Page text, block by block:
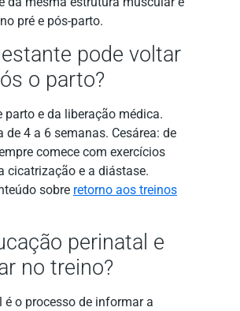
pré e pós-parto.
pode voltar
o parto?
parto e da liberação médica.
de 4 a 6 semanas. Cesárea: de
comece com exercícios
cicatrização e a diástase.
sobre retorno aos treinos
perinatal e
no treino?
é o processo de informar a